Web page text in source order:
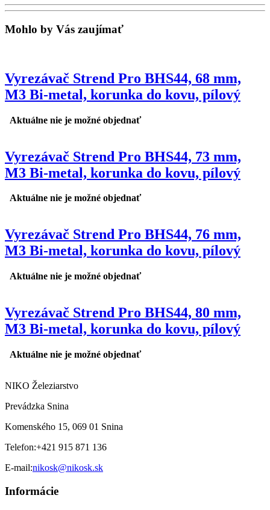
Mohlo by Vás zaujímať
Vyrezávač Strend Pro BHS44, 68 mm,
M3 Bi-metal, korunka do kovu, pílový
Aktuálne nie je možné objednať
Vyrezávač Strend Pro BHS44, 73 mm,
M3 Bi-metal, korunka do kovu, pílový
Aktuálne nie je možné objednať
Vyrezávač Strend Pro BHS44, 76 mm,
M3 Bi-metal, korunka do kovu, pílový
Aktuálne nie je možné objednať
Vyrezávač Strend Pro BHS44, 80 mm,
M3 Bi-metal, korunka do kovu, pílový
Aktuálne nie je možné objednať
NIKO Železiarstvo
Prevádzka Snina
Komenského 15, 069 01 Snina
Telefon:+421 915 871 136
E-mail:nikosk@nikosk.sk
Informácie